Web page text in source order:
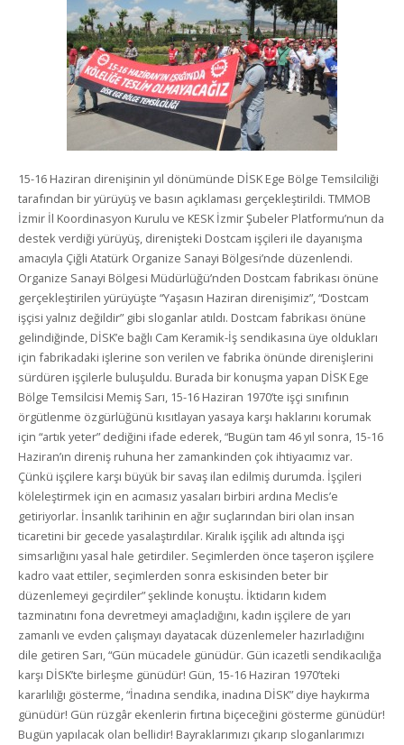
15-16 Haziran direnişinin yıl dönümünde DİSK Ege Bölge Temsilciliği
tarafından bir yürüyüş ve basın açıklaması gerçekleştirildi. TMMOB
İzmir İl Koordinasyon Kurulu ve KESK İzmir Şubeler Platformu’nun da
destek verdiği yürüyüş, direnişteki Dostcam işçileri ile dayanışma
amacıyla Çiğli Atatürk Organize Sanayi Bölgesi’nde düzenlendi.
Organize Sanayi Bölgesi Müdürlüğü’nden Dostcam fabrikası önüne
gerçekleştirilen yürüyüşte “Yaşasın Haziran direnişimiz”, “Dostcam
işçisi yalnız değildir” gibi sloganlar atıldı. Dostcam fabrikası önüne
gelindiğinde, DİSK’e bağlı Cam Keramik-İş sendikasına üye oldukları
için fabrikadaki işlerine son verilen ve fabrika önünde direnişlerini
sürdüren işçilerle buluşuldu. Burada bir konuşma yapan DİSK Ege
Bölge Temsilcisi Memiş Sarı, 15-16 Haziran 1970’te işçi sınıfının
örgütlenme özgürlüğünü kısıtlayan yasaya karşı haklarını korumak
için “artık yeter” dediğini ifade ederek, “Bugün tam 46 yıl sonra, 15-16
Haziran’ın direniş ruhuna her zamankinden çok ihtiyacımız var.
Çünkü işçilere karşı büyük bir savaş ilan edilmiş durumda. İşçileri
köleleştirmek için en acımasız yasaları birbiri ardına Meclis’e
getiriyorlar. İnsanlık tarihinin en ağır suçlarından biri olan insan
ticaretini bir gecede yasalaştırdılar. Kiralık işçilik adı altında işçi
simsarlığını yasal hale getirdiler. Seçimlerden önce taşeron işçilere
kadro vaat ettiler, seçimlerden sonra eskisinden beter bir
düzenlemeyi geçirdiler” şeklinde konuştu. İktidarın kıdem
tazminatını fona devretmeyi amaçladığını, kadın işçilere de yarı
zamanlı ve evden çalışmayı dayatacak düzenlemeler hazırladığını
dile getiren Sarı, “Gün mücadele günüdür. Gün icazetli sendikacılığa
karşı DİSK’te birleşme günüdür! Gün, 15-16 Haziran 1970’teki
kararlılığı gösterme, “İnadına sendika, inadına DİSK” diye haykırma
günüdür! Gün rüzgâr ekenlerin fırtına biçeceğini gösterme günüdür!
Bugün yapılacak olan bellidir! Bayraklarımızı çıkarıp sloganlarımızı